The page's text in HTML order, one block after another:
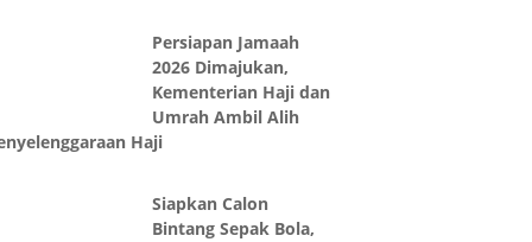
Persiapan Jamaah
2026 Dimajukan,
Kementerian Haji dan
Umrah Ambil Alih
Haji
Siapkan Calon
Bintang Sepak Bola,